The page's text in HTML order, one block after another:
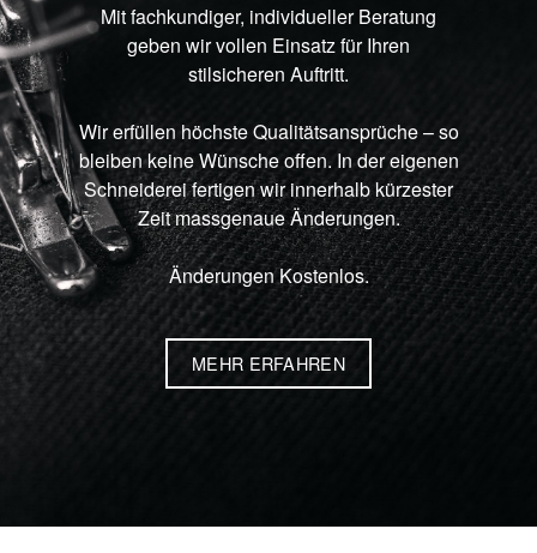
Mit fachkundiger, individueller Beratung
geben wir vollen Einsatz für Ihren
stilsicheren Auftritt.
Wir erfüllen höchste Qualitätsansprüche – so
bleiben keine Wünsche offen. In der eigenen
Schneiderei fertigen wir innerhalb kürzester
Zeit massgenaue Änderungen.
Änderungen Kostenlos.
MEHR ERFAHREN